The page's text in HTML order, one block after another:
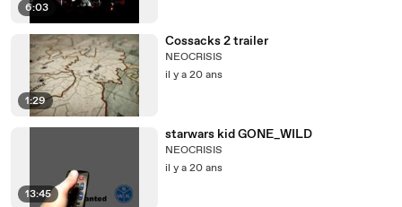
6:03
1:29
Cossacks 2 trailer
NEOCRISIS
il y a 20 ans
13:45
starwars kid GONE_WILD
NEOCRISIS
il y a 20 ans